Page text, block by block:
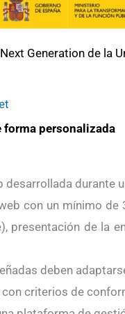
Generation de la
forma personalizada
desarrollada durante
con un mínimo de
presentación de la
deben
criterios de